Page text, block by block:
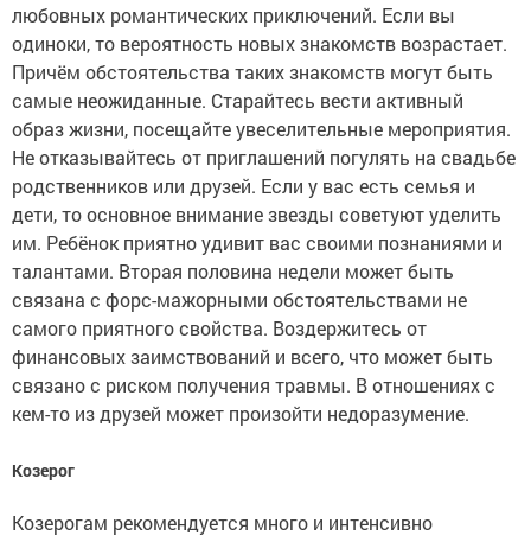
любовных романтических приключений. Если вы
одиноки, то вероятность новых знакомств возрастает.
Причём обстоятельства таких знакомств могут быть
самые неожиданные. Старайтесь вести активный
образ жизни, посещайте увеселительные мероприятия.
Не отказывайтесь от приглашений погулять на свадьбе
родственников или друзей. Если у вас есть семья и
дети, то основное внимание звезды советуют уделить
им. Ребёнок приятно удивит вас своими познаниями и
талантами. Вторая половина недели может быть
связана с форс-мажорными обстоятельствами не
самого приятного свойства. Воздержитесь от
финансовых заимствований и всего, что может быть
связано с риском получения травмы. В отношениях с
кем-то из друзей может произойти недоразумение.
Козерог
Козерогам рекомендуется много и интенсивно